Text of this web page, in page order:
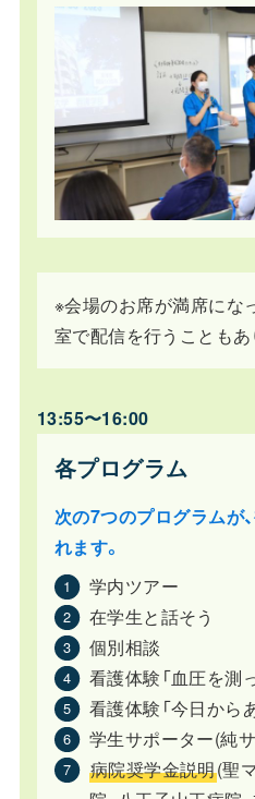
※会場のお席が満席にな
室で配信を行うこともあ
13:55〜16:00
各プログラム
次の7つのプログラムが
れます。
学内ツアー
在学生と話そう
個別相談
看護体験「血圧を測
看護体験「今日から
学生サポーター(純
病院奨学金説明(聖